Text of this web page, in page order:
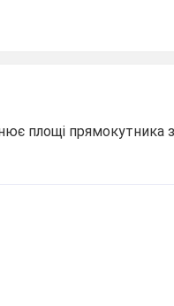
площі прямокутника